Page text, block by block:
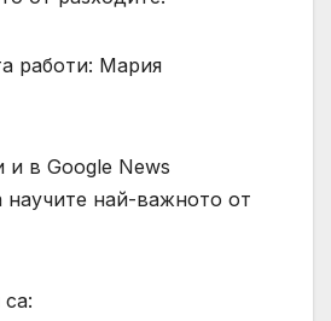
работи: Мария
и в Google News
научите най-важното от